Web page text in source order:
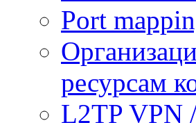
Port
ресурсам
L2TP VPN